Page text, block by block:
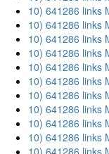
10) 641286 links
10) 641286 links
10) 641286 links
10) 641286 links
10) 641286 links
10) 641286 links
10) 641286 links
10) 641286 links
10) 641286 links
10) 641286 links